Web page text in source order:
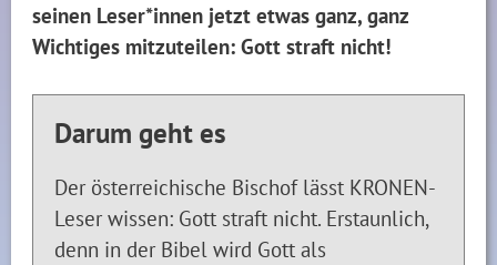
seinen Leser*innen jetzt etwas ganz, ganz
Wichtiges mitzuteilen: Gott straft nicht!
Darum geht es
Der österreichische Bischof lässt KRONEN-
Leser wissen: Gott straft nicht. Erstaunlich,
denn in der Bibel wird Gott als